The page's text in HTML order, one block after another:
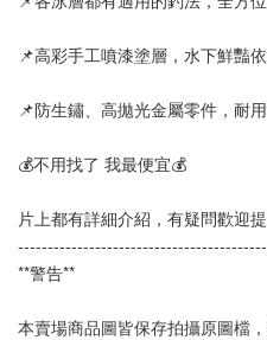
📌高彩手工噴漆塗層，水下鮮豔依
📌防生鏽、高拋光金屬零件，耐用
💰不用找了 我最便宜💰
片上都有詳細介紹，有疑問歡迎
**警告**
本賣場商品圖皆保存拍攝原圖檔